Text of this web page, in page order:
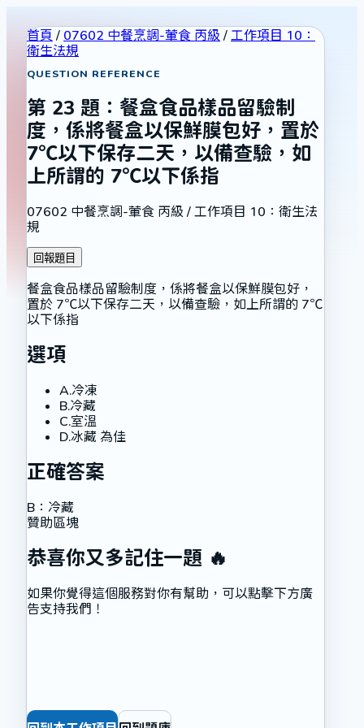
首頁 / 07602 中餐烹調-葷食 丙級 / 工作項目 10：
衛生法規
QUESTION REFERENCE
第 23 題： 餐盒食品樣品留驗制
度，係將餐盒以保鮮膜包好，置於
7℃以下保存二天，以備查驗，如
上所謂的 7℃以下係指
07602 中餐烹調-葷食 丙級 / 工作項目 10：衛生法
規
回報題目
餐盒食品樣品留驗制度，係將餐盒以保鮮膜包好，
置於 7℃以下保存二天，以備查驗，如上所謂的 7℃
以下係指
選項
A.冷凍
B.冷藏
C.室溫
D.冰藏 為佳
正確答案
B ： 冷藏
贊助區塊
恭喜你又多記住一題 🔥
如果你覺得這個服務對你有幫助，可以點擊下方廣
告支持我們！